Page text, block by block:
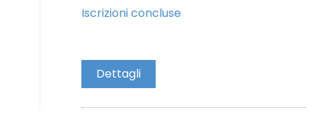
Iscrizioni concluse
Dettagli